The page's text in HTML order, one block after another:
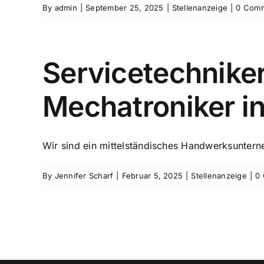
By admin September 25, 2025 Stellenanzeige 0
Mechatroniker
Wir sind ein mittelständisches
By Jennifer Scharf Februar 5, 2025 Stellenanzeige 0